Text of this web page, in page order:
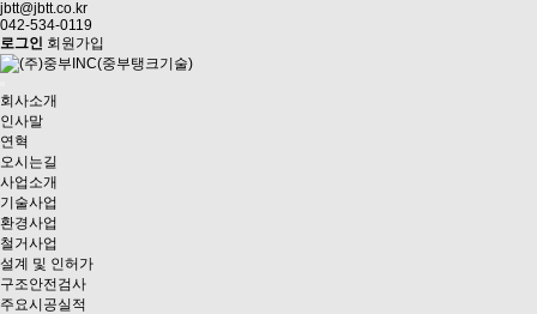
jbtt@jbtt.co.kr
042-534-0119
로그인 회원가입
회사소개
인사말
연혁
오시는길
사업소개
기술사업
환경사업
철거사업
설계 및 인허가
구조안전검사
주요시공실적